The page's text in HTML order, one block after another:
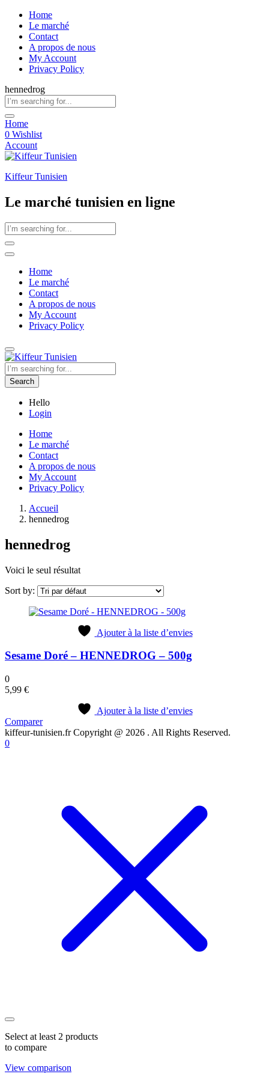
Home
Le marché
Contact
A propos de nous
My Account
Privacy Policy
hennedrog
Home
0 Wishlist
Account
Kiffeur Tunisien
Le marché tunisien en ligne
Home
Le marché
Contact
A propos de nous
My Account
Privacy Policy
Search
Hello
Login
Home
Le marché
Contact
A propos de nous
My Account
Privacy Policy
Accueil
hennedrog
hennedrog
Voici le seul résultat
Sort by:
Ajouter à la liste d’envies
Sesame Doré – HENNEDROG – 500g
0
5,99 €
Ajouter à la liste d’envies
Comparer
kiffeur-tunisien.fr Copyright @ 2026 . All Rights Reserved.
0
Select at least 2 products
to compare
View comparison